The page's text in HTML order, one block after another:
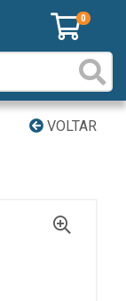
0
VOLTAR